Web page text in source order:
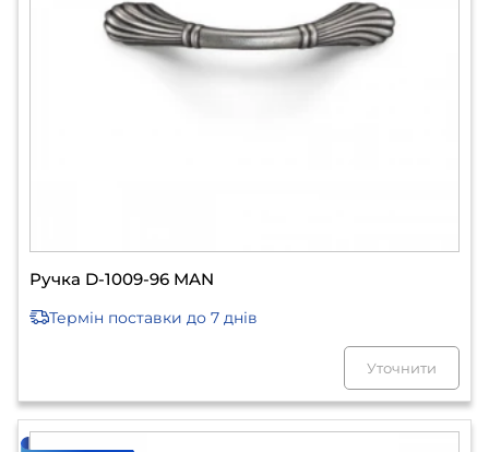
Ручка D-1009-96 MAN
Термін поставки до 7 днів
Уточнити